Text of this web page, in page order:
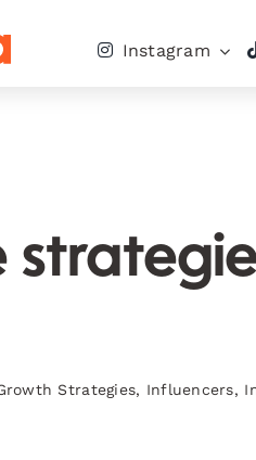
Instagram
Strategies, Influencers,